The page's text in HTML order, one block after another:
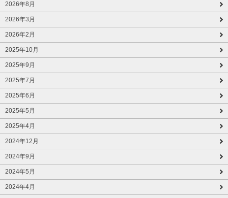
2026年8月
2026年3月
2026年2月
2025年10月
2025年9月
2025年7月
2025年6月
2025年5月
2025年4月
2024年12月
2024年9月
2024年5月
2024年4月